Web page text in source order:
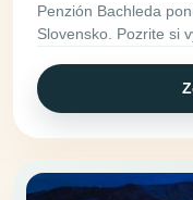
Penzión Bachleda
Slovensko. Pozrite si